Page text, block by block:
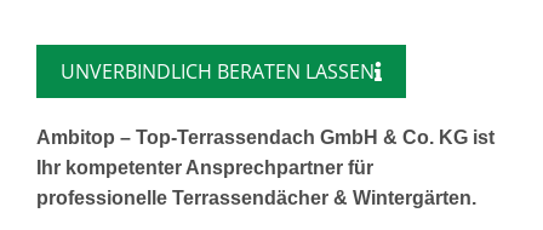
UNVERBINDLICH BERATEN LASSEN
Ambitop – Top-Terrassendach GmbH & Co. KG ist
Ihr kompetenter Ansprechpartner für
professionelle Terrassendächer & Wintergärten.